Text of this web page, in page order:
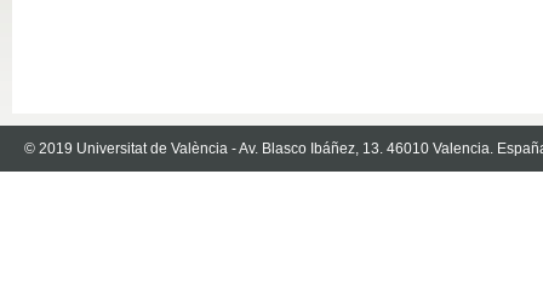
© 2019 Universitat de València - Av. Blasco Ibáñez, 13. 46010 Valencia.